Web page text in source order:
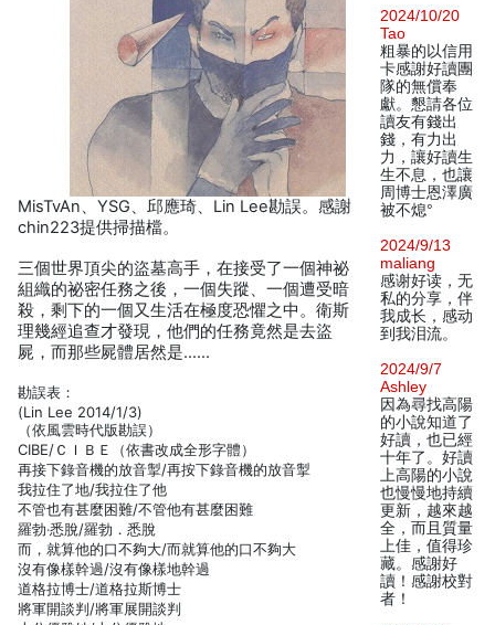
MisTvAn、YSG、邱應琦、Lin Lee勘誤。感謝
chin223提供掃描檔。
三個世界頂尖的盜墓高手，在接受了一個神祕
組織的祕密任務之後，一個失蹤、一個遭受暗
殺，剩下的一個又生活在極度恐懼之中。衛斯
理幾經追查才發現，他們的任務竟然是去盜
屍，而那些屍體居然是……
勘誤表：
(Lin Lee 2014/1/3)
（依風雲時代版勘誤）
CIBE/ＣＩＢＥ（依書改成全形字體）
再接下錄音機的放音掣/再按下錄音機的放音掣
我拉住了地/我拉住了他
不管也有甚麼困難/不管他有甚麼困難
羅勃‧悉脫/羅勃．悉脫
而，就算他的口不夠大/而就算他的口不夠大
沒有像樣幹過/沒有像樣地幹過
道格拉博士/道格拉斯博士
將軍開談判/將軍展開談判
2024/10/20
Tao
粗暴的以信用
卡感謝好讀團
隊的無償奉
獻。懇請各位
讀友有錢出
錢，有力出
力，讓好讀生
生不息，也讓
周博士恩澤廣
被不熄°
2024/9/13
maliang
感谢好读，无
私的分享，伴
我成长，感动
到我泪流。
2024/9/7
Ashley
因為尋找高陽
的小說知道了
好讀，也已經
十年了。好讀
上高陽的小說
也慢慢地持續
更新，越來越
全，而且質量
上佳，值得珍
藏。感謝好
讀！感謝校對
者！